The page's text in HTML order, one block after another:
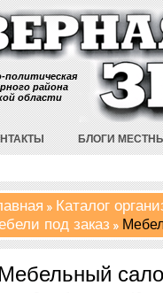
района
области
БЛОГИ
Каталог
под заказ